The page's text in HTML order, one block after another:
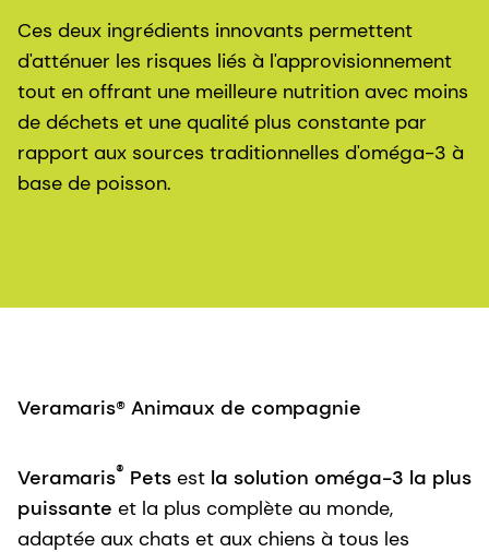
Ces deux ingrédients innovants permettent
d'atténuer les risques liés à l'approvisionnement
tout en offrant une meilleure nutrition avec moins
de déchets et une qualité plus constante par
rapport aux sources traditionnelles d'oméga-3 à
base de poisson.
Veramaris® Animaux de compagnie
Veramaris® Pets est la solution oméga-3 la plus
puissante et la plus complète au monde,
adaptée aux chats et aux chiens à tous les